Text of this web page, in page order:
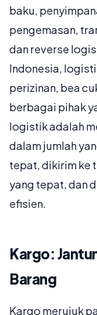
baku,
pengemasan,
dan reverse
Indonesia,
perizinan, bea
berbagai pihak
logistik adalah
dalam jumlah
tepat, dikirim ke
yang tepat, dan
efisien.
Kargo:
Barang
Kargo merujuk